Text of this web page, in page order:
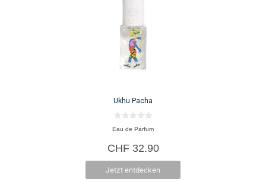
Ukhu Pacha
0
v
n
5
Eau de Parfum
CHF32.90
Jetzt entdecken